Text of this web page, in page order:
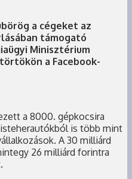
a cégeket az
támogató
Minisztérium
a Facebook-
a 8000. gépkocsira
is több mint
A 30 milliárd
26 milliárd forintra